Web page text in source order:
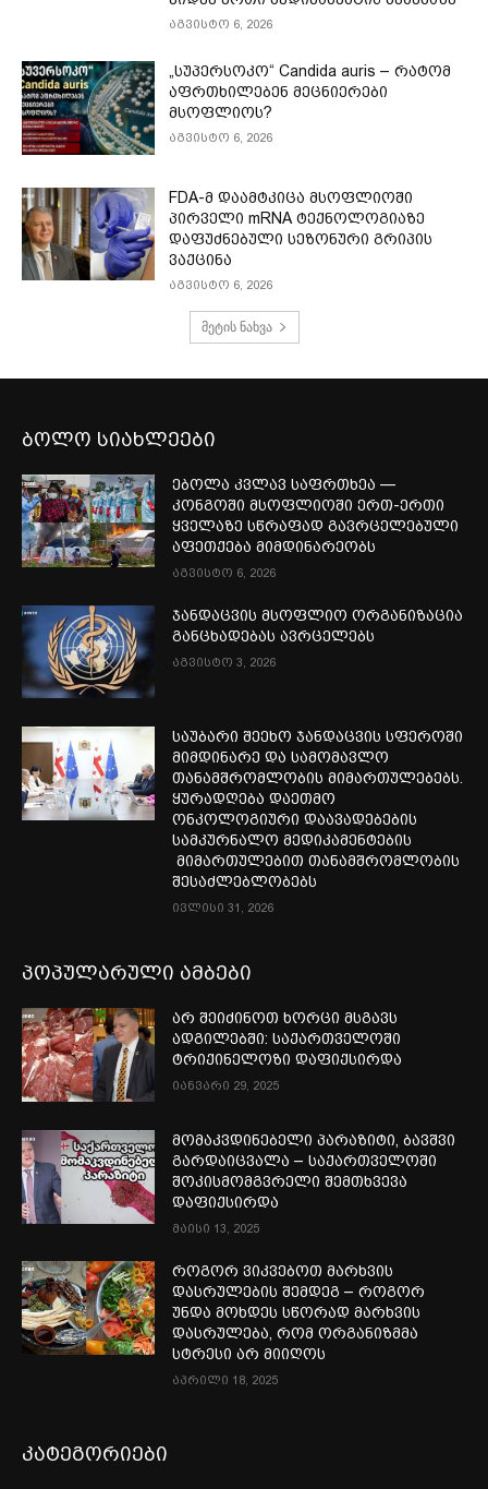
აგვისტო 6, 2026
„სუპერსოკო“ Candida auris – რატომ
აფრთხილებენ მეცნიერები
მსოფლიოს?
აგვისტო 6, 2026
FDA-მ დაამტკიცა მსოფლიოში
პირველი mRNA ტექნოლოგიაზე
დაფუძნებული სეზონური გრიპის
ვაქცინა
აგვისტო 6, 2026
მეტის ნახვა
ბოლო სიახლეები
ებოლა კვლავ საფრთხეა —
კონგოში მსოფლიოში ერთ-ერთი
ყველაზე სწრაფად გავრცელებული
აფეთქება მიმდინარეობს
აგვისტო 6, 2026
ჯანდაცვის მსოფლიო ორგანიზაცია
განცხადებას ავრცელებს
აგვისტო 3, 2026
საუბარი შეეხო ჯანდაცვის სფეროში
მიმდინარე და სამომავლო
თანამშრომლობის მიმართულებებს.
ყურადღება დაეთმო
ონკოლოგიური დაავადებების
სამკურნალო მედიკამენტების
მიმართულებით თანამშრომლობის
შესაძლებლობებს
ივლისი 31, 2026
პოპულარული ამბები
არ შეიძინოთ ხორცი მსგავს
ადგილებში: საქართველოში
ტრიქინელოზი დაფიქსირდა
იანვარი 29, 2025
მომაკვდინებელი პარაზიტი, ბავშვი
გარდაიცვალა – საქართველოში
შოკისმომგვრელი შემთხვევა
დაფიქსირდა
მაისი 13, 2025
როგორ ვიკვებოთ მარხვის
დასრულების შემდეგ – როგორ
უნდა მოხდეს სწორად მარხვის
დასრულება, რომ ორგანიზმმა
სტრესი არ მიიღოს
აპრილი 18, 2025
კატეგორიები